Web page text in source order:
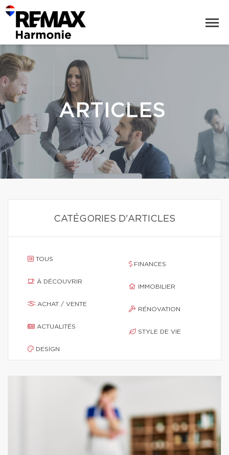
ARTICLES
CATÉGORIES D'ARTICLES
TOUS
À DÉCOUVRIR
ACHAT / VENTE
ACTUALITÉS
DESIGN
FINANCES
IMMOBILIER
RÉNOVATION
STYLE DE VIE